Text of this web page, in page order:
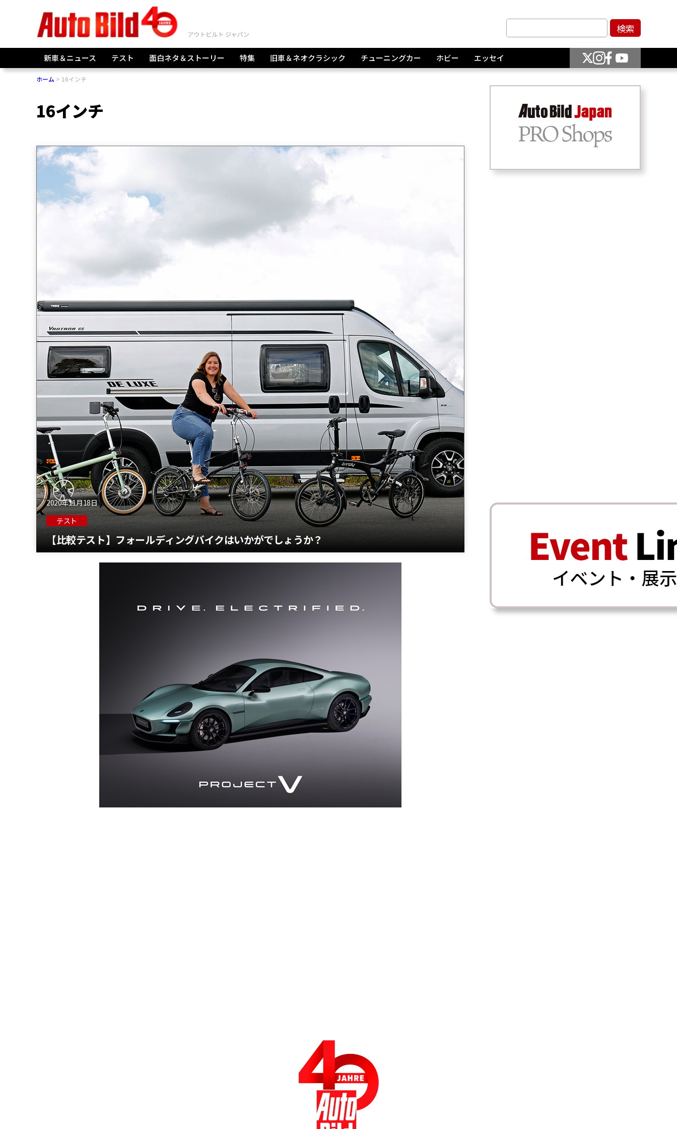
新車＆ニュース テスト 面白ネタ＆ストーリー 特集 旧車＆ネオクラシック チューニングカー ホビー エッセイ
ホーム 16インチ
16インチ
2020年11月18日
テスト
【比較テスト】フォールディングバイクはいかがでしょうか？